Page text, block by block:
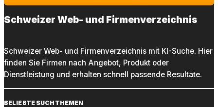
Schweizer Web- und Firmenverzeichnis
Schweizer Web- und Firmenverzeichnis mit KI-Suche. Hier
finden Sie Firmen nach Angebot, Produkt oder
Dienstleistung und erhalten schnell passende Resultate.
BELIEBTE SUCHTHEMEN